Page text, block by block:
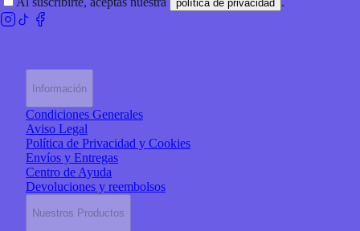
política de privacidad
Información
Condiciones Generales
Aviso Legal
Política de Privacidad y Cookies
Envíos y Entregas
Centro de Ayuda
Devoluciones y reembolsos
Nuestros Productos